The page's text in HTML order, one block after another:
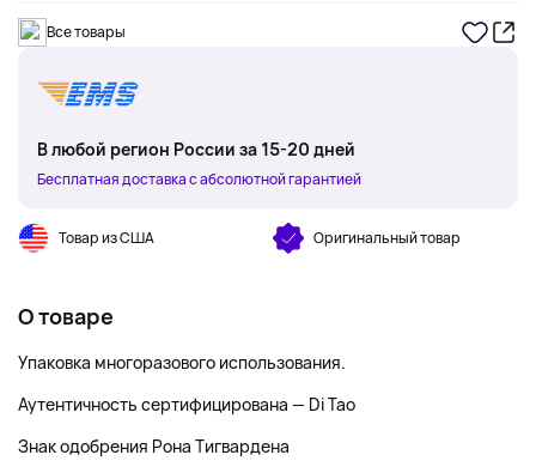
Все товары
В любой регион России за 15-20 дней
Бесплатная доставка с абсолютной гарантией
Товар из США Оригинальный товар
О товаре
Упаковка многоразового использования.
Аутентичность сертифицирована — Di Tao
Знак одобрения Рона Тигвардена